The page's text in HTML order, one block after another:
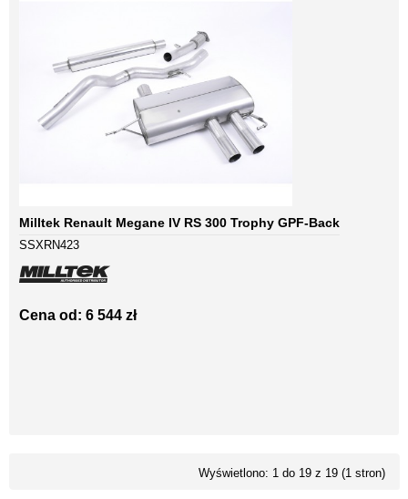
Milltek Renault Megane IV RS 300 Trophy GPF-Back
SSXRN423
Cena od: 6 544 zł
Wyświetlono: 1 do 19 z 19 (1 stron)